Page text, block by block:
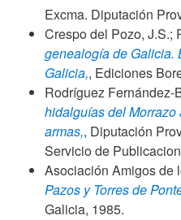
Excma. Diputación
Crespo del Pozo, J.S.;
genealogía de Galicia.
Galicia,, Ediciones
Rodríguez Fernández-
hidalguías del
armas,, Diputación
Servicio de
Asociación Amigos de
Pazos y Torres de
Galicia, 1985.